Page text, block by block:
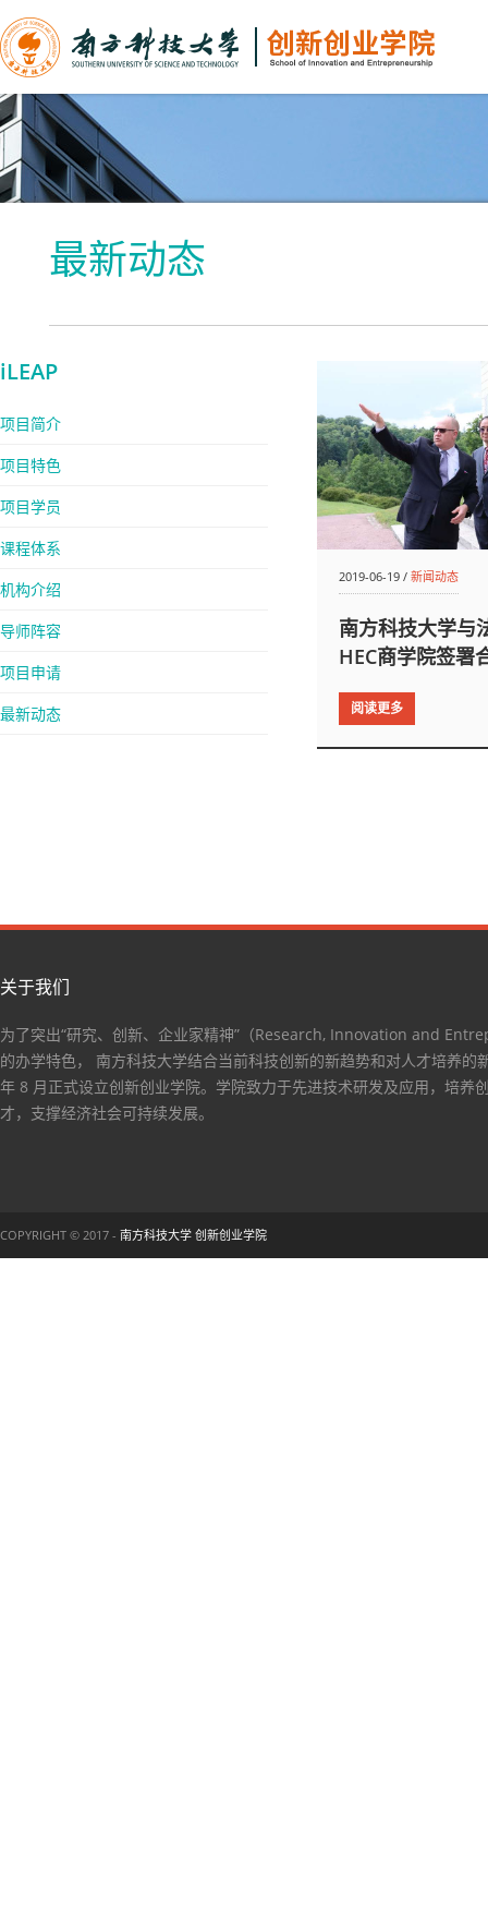
最新动态
iLEAP
项目简介
项目特色
项目学员
课程体系
机构介绍
导师阵容
项目申请
最新动态
2019-06-19 /新闻动态
南方科技大学与
HEC商学院签署
阅读更多
关于我们
为了突出“研究、创新、企业家精神”（Research, Innovation and
的办学特色， 南方科技大学结合当前科技创新的新趋势和对人才培养的
年 8 月正式设立创新创业学院。学院致力于先进技术研发及应用，培养
才，支撑经济社会可持续发展。
COPYRIGHT © 2017 - 南方科技大学 创新创业学院